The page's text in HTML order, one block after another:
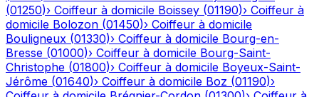
(01250)› Coiffeur à domicile Boissey (01190)› Coiffeur à
domicile Bolozon (01450)› Coiffeur à domicile
Bouligneux (01330)› Coiffeur à domicile Bourg-en-
Bresse (01000)› Coiffeur à domicile Bourg-Saint-
Christophe (01800)› Coiffeur à domicile Boyeux-Saint-
Jérôme (01640)› Coiffeur à domicile Boz (01190)›